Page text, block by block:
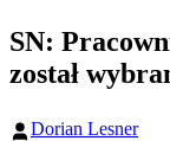
SN:
został
Dorian Lesner